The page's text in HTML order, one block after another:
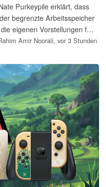
Purkeypile erklärt, dass
begrenzte Arbeitsspeicher
eigenen Vorstellungen für
vollständig umzusetzen. Er
höher aufgelöste
zu bieten.
Amir Noorali, vor 3 Stunden